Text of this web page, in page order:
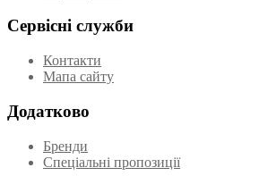
Сервісні служби
Контакти
Мапа сайту
Додатково
Бренди
Спеціальні пропозиції